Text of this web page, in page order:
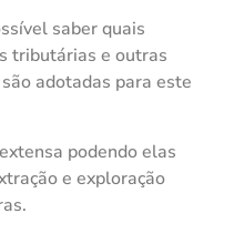
saber quais
tributárias e outras
adotadas para este
podendo elas
e exploração